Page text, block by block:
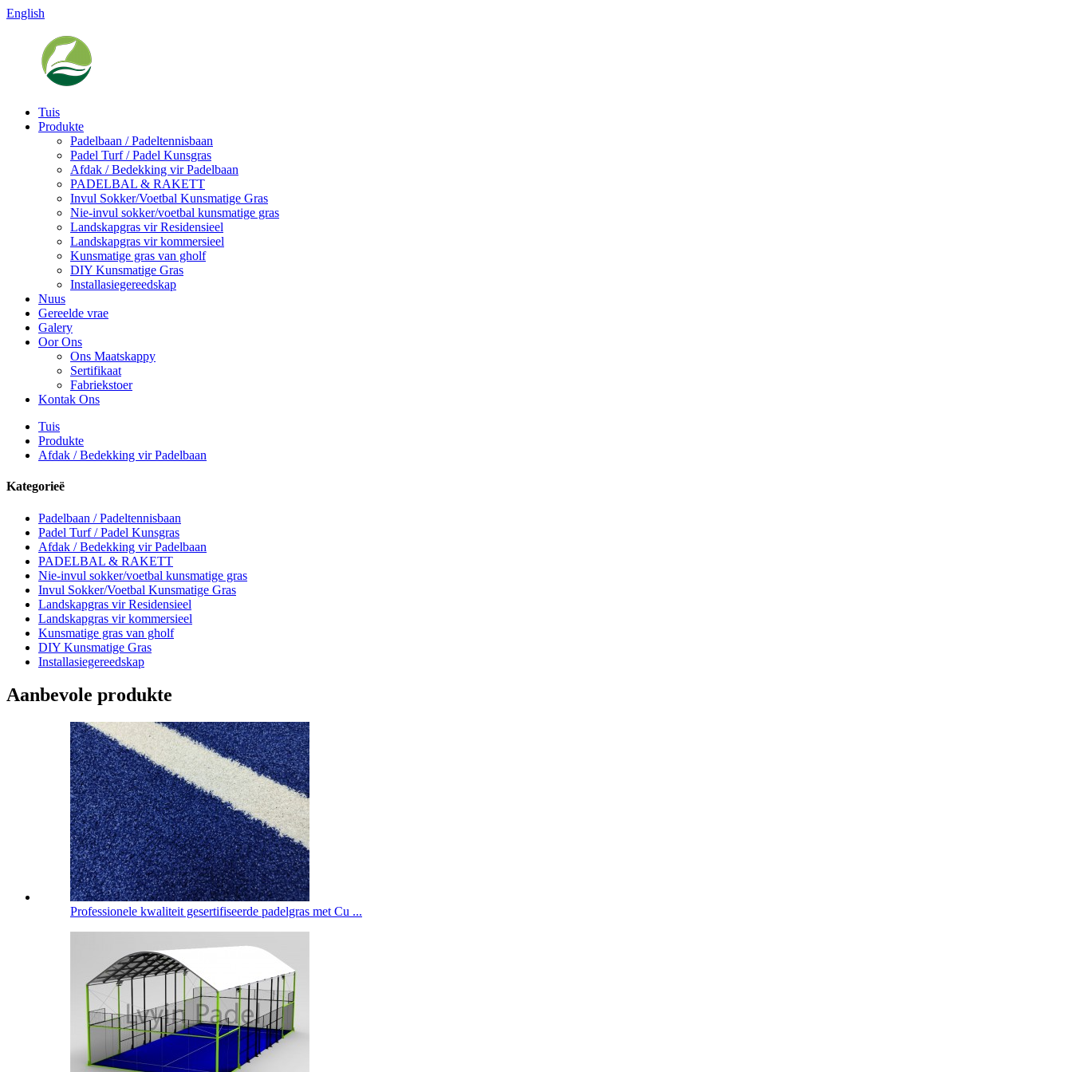
English
Tuis
Produkte
Padelbaan / Padeltennisbaan
Padel Turf / Padel Kunsgras
Afdak / Bedekking vir Padelbaan
PADELBAL & RAKETT
Invul Sokker/Voetbal Kunsmatige Gras
Nie-invul sokker/voetbal kunsmatige gras
Landskapgras vir Residensieel
Landskapgras vir kommersieel
Kunsmatige gras van gholf
DIY Kunsmatige Gras
Installasiegereedskap
Nuus
Gereelde vrae
Galery
Oor Ons
Ons Maatskappy
Sertifikaat
Fabriekstoer
Kontak Ons
Tuis
Produkte
Afdak / Bedekking vir Padelbaan
Kategorieë
Padelbaan / Padeltennisbaan
Padel Turf / Padel Kunsgras
Afdak / Bedekking vir Padelbaan
PADELBAL & RAKETT
Nie-invul sokker/voetbal kunsmatige gras
Invul Sokker/Voetbal Kunsmatige Gras
Landskapgras vir Residensieel
Landskapgras vir kommersieel
Kunsmatige gras van gholf
DIY Kunsmatige Gras
Installasiegereedskap
Aanbevole produkte
Professionele kwaliteit gesertifiseerde padelgras met Cu ...